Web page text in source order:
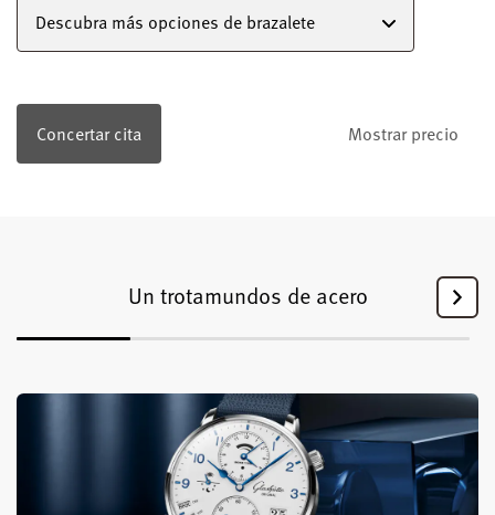
Descubra más opciones de brazalete
Concertar cita Mostrar precio
Un trotamundos de acero